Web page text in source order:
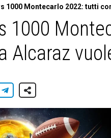
1000 Montecarlo 2022: tutti
1000
Alcaraz